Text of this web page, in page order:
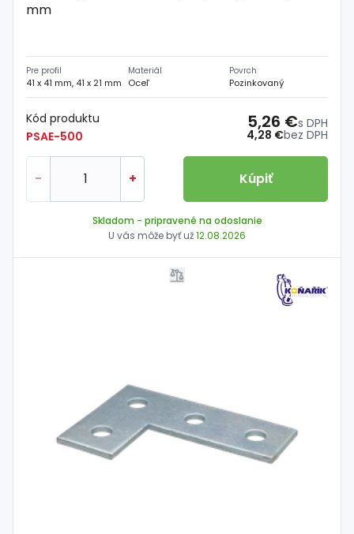
mm
Pre profil
41 x 41 mm, 41 x 21 mm
Materiál
Oceľ
Povrch
Pozinkovaný
Kód produktu
PSAE-500
4,28 €bez DPH
5,26 €s DPH
- + Kúpiť
Skladom - pripravené na odoslanie
U vás môže byť už12.08.2026